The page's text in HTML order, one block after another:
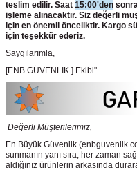
teslim edilir. Saat 15:00'den
işleme alınacaktır. Siz değerli
için en önemli önceliktir. Kargo
için teşekkür ederiz.
Saygılarımla,
[ENB GÜVENLİK ] Ekibi"
Değerli Müşterilerimiz,
En Büyük Güvenlik
sunmanın yanı sıra, her zaman
aldığınız ürünlerin arkasında